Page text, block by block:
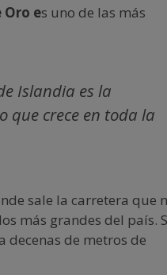
Oro es uno de las más
Islandia es la
que crece en toda la
sale la carretera que
más grandes del país.
decenas de metros de